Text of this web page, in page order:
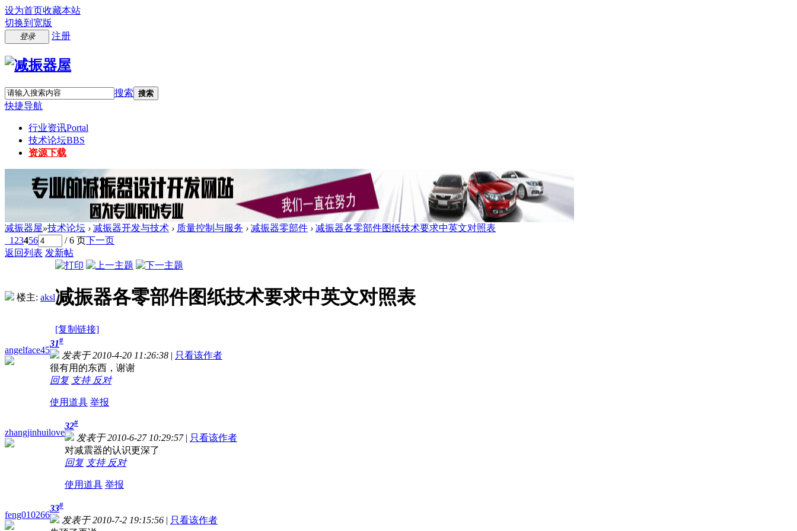
设为首页收藏本站
切换到宽版
登录 注册
搜索 搜索
快捷导航
行业资讯Portal
技术论坛BBS
资源下载
减振器屋»技术论坛 › 减振器开发与技术 › 质量控制与服务 › 减振器零部件 › 减振器各零部件图纸技术要求中英文对照表
1 23456 / 6 页下一页
返回列表 发新帖
楼主: aksl减振器各零部件图纸技术要求中英文对照表
[复制链接]
angelface45
31#
发表于 2010-4-20 11:26:38 | 只看该作者
很有用的东西，谢谢
回复 支持 反对
使用道具 举报
zhangjinhuilove
32#
发表于 2010-6-27 10:29:57 | 只看该作者
对减震器的认识更深了
回复 支持 反对
使用道具 举报
feng010266
33#
发表于 2010-7-2 19:15:56 | 只看该作者